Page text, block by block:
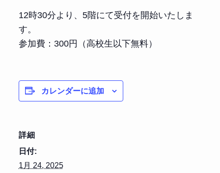
12時30分より、5階にて受付を開始いたしま
す。
参加費：300円（高校生以下無料）
カレンダーに追加
詳細
日付:
1月 24, 2025